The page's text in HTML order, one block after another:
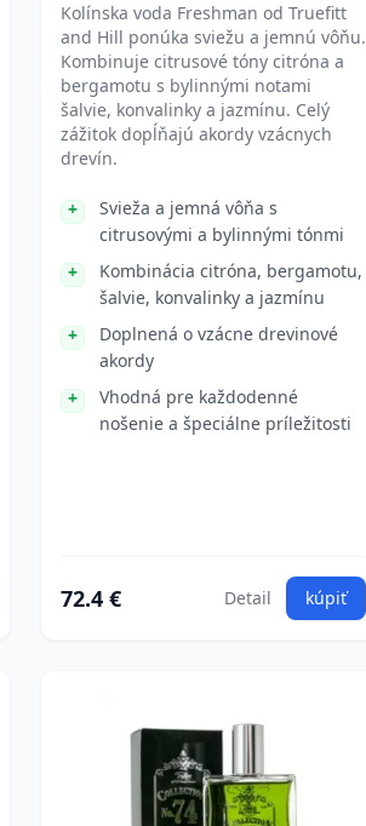
Kolínska voda Freshman od Truefitt
and Hill ponúka sviežu a jemnú vôňu.
Kombinuje citrusové tóny citróna a
bergamotu s bylinnými notami
šalvie, konvalinky a jazmínu. Celý
zážitok dopĺňajú akordy vzácnych
drevín.
Svieža a jemná vôňa s
citrusovými a bylinnými tónmi
Kombinácia citróna, bergamotu,
šalvie, konvalinky a jazmínu
Doplnená o vzácne drevinové
akordy
Vhodná pre každodenné
nošenie a špeciálne príležitosti
72.4 € Detail kúpiť